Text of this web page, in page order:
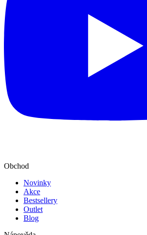
Obchod
Novinky
Akce
Bestsellery
Outlet
Blog